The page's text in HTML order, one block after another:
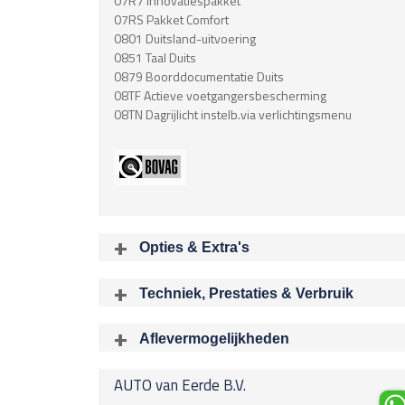
07RS Pakket Comfort
0801 Duitsland-uitvoering
0851 Taal Duits
0879 Boorddocumentatie Duits
08TF Actieve voetgangersbescherming
08TN Dagrijlicht instelb.via verlichtingsmenu
Opties & Extra's
Extra's
Airbag
Airbag Passagier
Techniek, Prestaties & Verbruik
6
8.10 sec
Aflevermogelijkheden
AUTO van Eerde B.V.